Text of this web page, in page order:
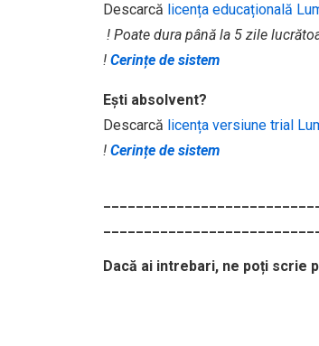
Descarcă licența educațională
! Poate dura până la 5 zile
! Cerințe de sistem
Ești absolvent?
Descarcă licența versiune trial
! Cerințe de sistem
Dacă ai intrebari, ne poți scrie